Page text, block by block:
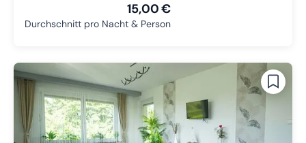
15,00 €
Durchschnitt pro Nacht & Person